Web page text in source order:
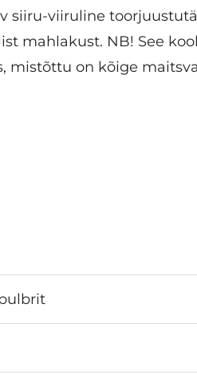
siiru-viiruline
mahlakust. NB! See
mistõttu on kõige